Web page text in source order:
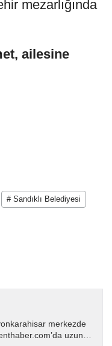
mezarlığında
ailesine
# Sandıklı Belediyesi
merkezde
uzun